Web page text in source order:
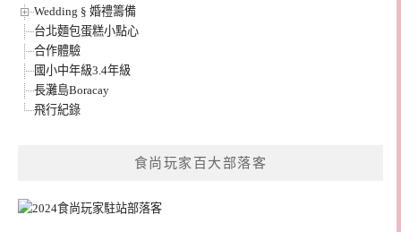
Wedding § 婚禮籌備
台北麵包蛋糕小點心
合作體驗
國小中年級3.4年級
長灘島Boracay
飛行紀錄
食尚玩家百大部落客